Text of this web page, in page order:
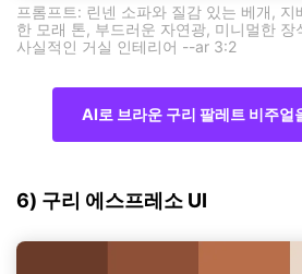
프롬프트: 린넨 소파와 질감 있는 베개,
한 모래 톤, 부드러운 자연광, 미니멀한 장
사실적인 거실 인테리어 --ar 3:2
AI로 브라운 구리 팔레트 비주얼
6) 구리 에스프레소 UI